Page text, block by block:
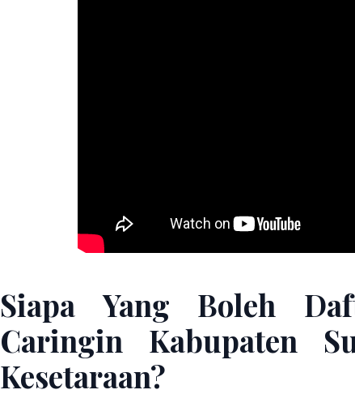
Siapa Yang Boleh
Caringin Kabupaten
Kesetaraan?